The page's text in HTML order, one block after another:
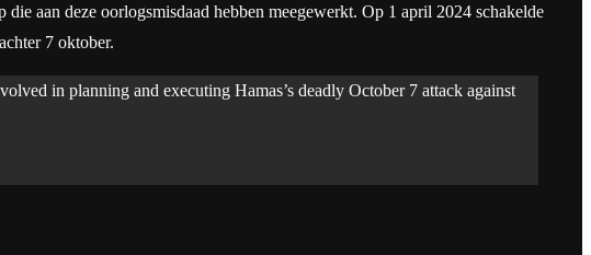
aan deze oorlogsmisdaad hebben meegewerkt. Op 1 april 2024 schakelde
7 oktober.
in planning and executing Hamas’s deadly October 7 attack against